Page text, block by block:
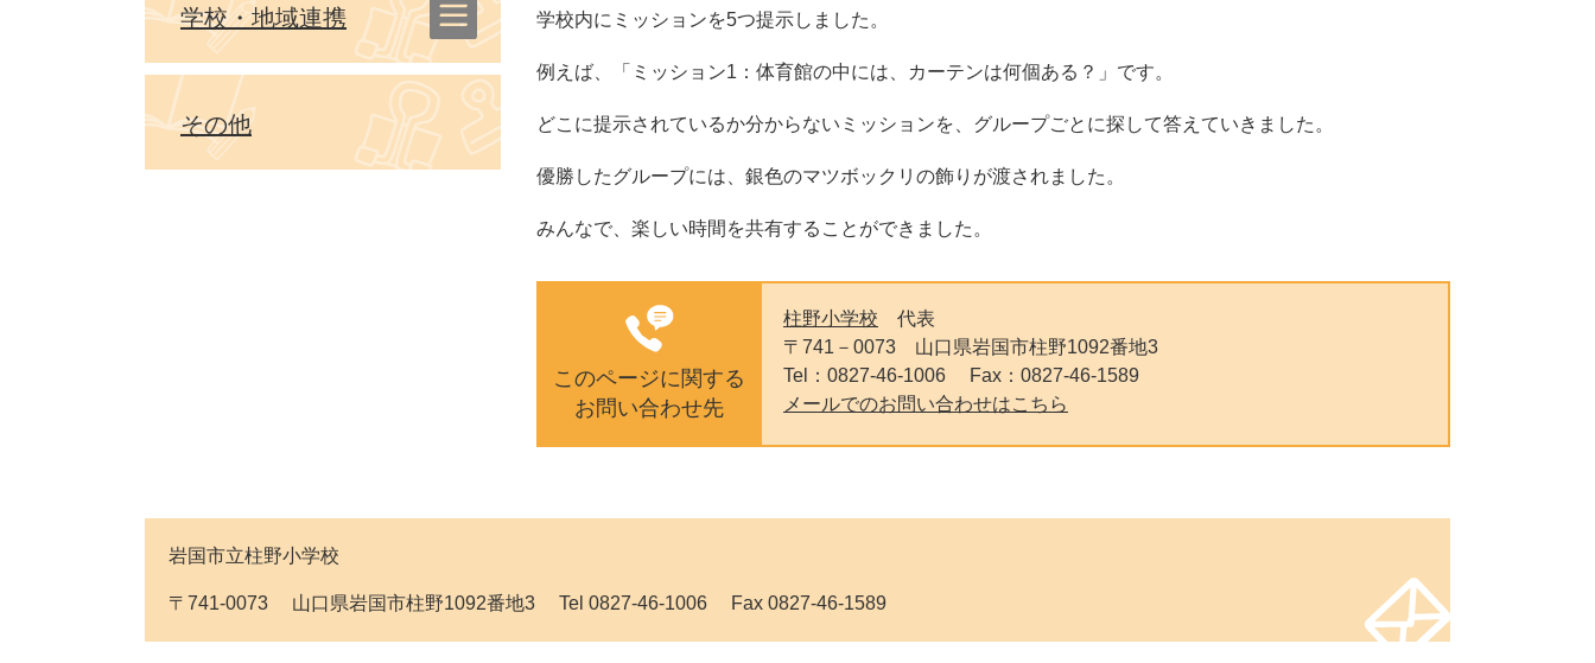
学校内にミッションを5つ提示しました。
例えば、「ミッション1：体育館の中には、カーテンは何個ある？」です。
どこに提示されているか分からないミッションを、グループごとに探して答えていきました。
優勝したグループには、銀色のマツボックリの飾りが渡されました。
みんなで、楽しい時間を共有することができました。
このページに関する
お問い合わせ先
柱野小学校
代表
〒741－0073
山口県岩国市柱野1092番地3
Tel：0827-46-1006
Fax：0827-46-1589
メールでのお問い合わせはこちら
学校・地域連携
その他
岩国市立柱野小学校
〒741-0073 山口県岩国市柱野1092番地3 Tel 0827-46-1006 Fax 0827-46-1589